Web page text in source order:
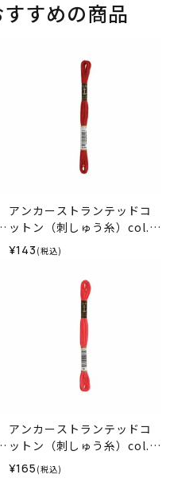
すめの商品
アンカーストランテッドコ
ットン（刺しゅう糸）col.1
014
¥143 (税込)
アンカーストランテッドコ
ットン（刺しゅう糸）col.0
035
¥165 (税込)